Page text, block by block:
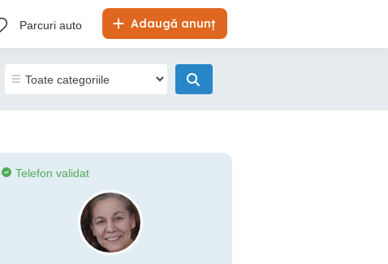
Adaugă anunț
Parcuri auto
Telefon validat